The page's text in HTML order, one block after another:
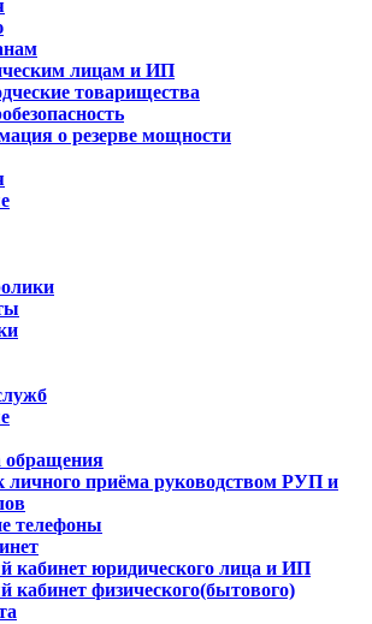
лицам и ИП
товарищества
о резерве мощности
обращения
личного приёма руководством РУП и
телефоны
кабинет юридического лица и ИП
кабинет физического(бытового)